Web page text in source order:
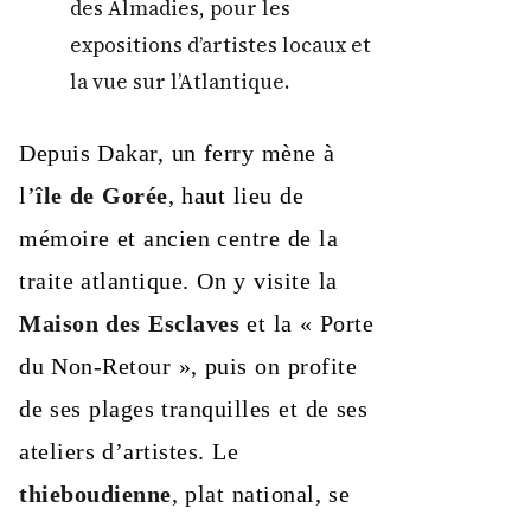
des Almadies, pour les
expositions d’artistes locaux et
la vue sur l’Atlantique.
Depuis Dakar, un ferry mène à
l’île de Gorée, haut lieu de
mémoire et ancien centre de la
traite atlantique. On y visite la
Maison des Esclaves et la « Porte
du Non-Retour », puis on profite
de ses plages tranquilles et de ses
ateliers d’artistes. Le
thieboudienne, plat national, se